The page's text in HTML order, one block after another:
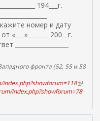
194___г.
номер и дату
200__г.
фронта (52, 55 и 58
(
в
е
ш
index.php?showforum=78